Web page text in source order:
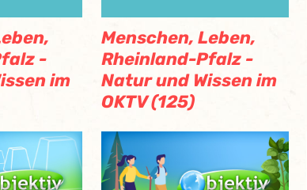
-
im
Menschen, Leben,
Rheinland-Pfalz -
Natur und Wissen im
OKTV (125)